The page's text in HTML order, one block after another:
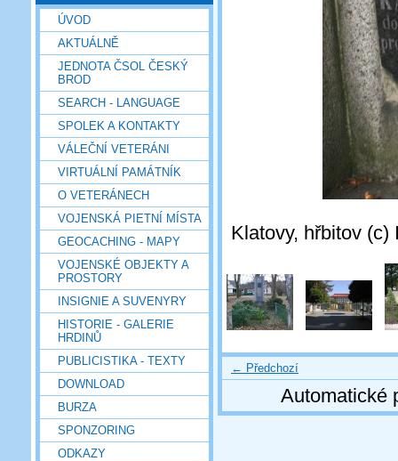
ÚVOD
AKTUÁLNĚ
JEDNOTA ČSOL ČESKÝ
BROD
SEARCH - LANGUAGE
SPOLEK A KONTAKTY
VÁLEČNÍ VETERÁNI
VIRTUÁLNÍ PAMÁTNÍK
O VETERÁNECH
VOJENSKÁ PIETNÍ MÍSTA
GEOCACHING - MAPY
VOJENSKÉ OBJEKTY A
PROSTORY
INSIGNIE A SUVENYRY
HISTORIE - GALERIE
HRDINŮ
PUBLICISTIKA - TEXTY
DOWNLOAD
BURZA
SPONZORING
ODKAZY
Klatovy, hřbitov
← Předchozí
Automatické